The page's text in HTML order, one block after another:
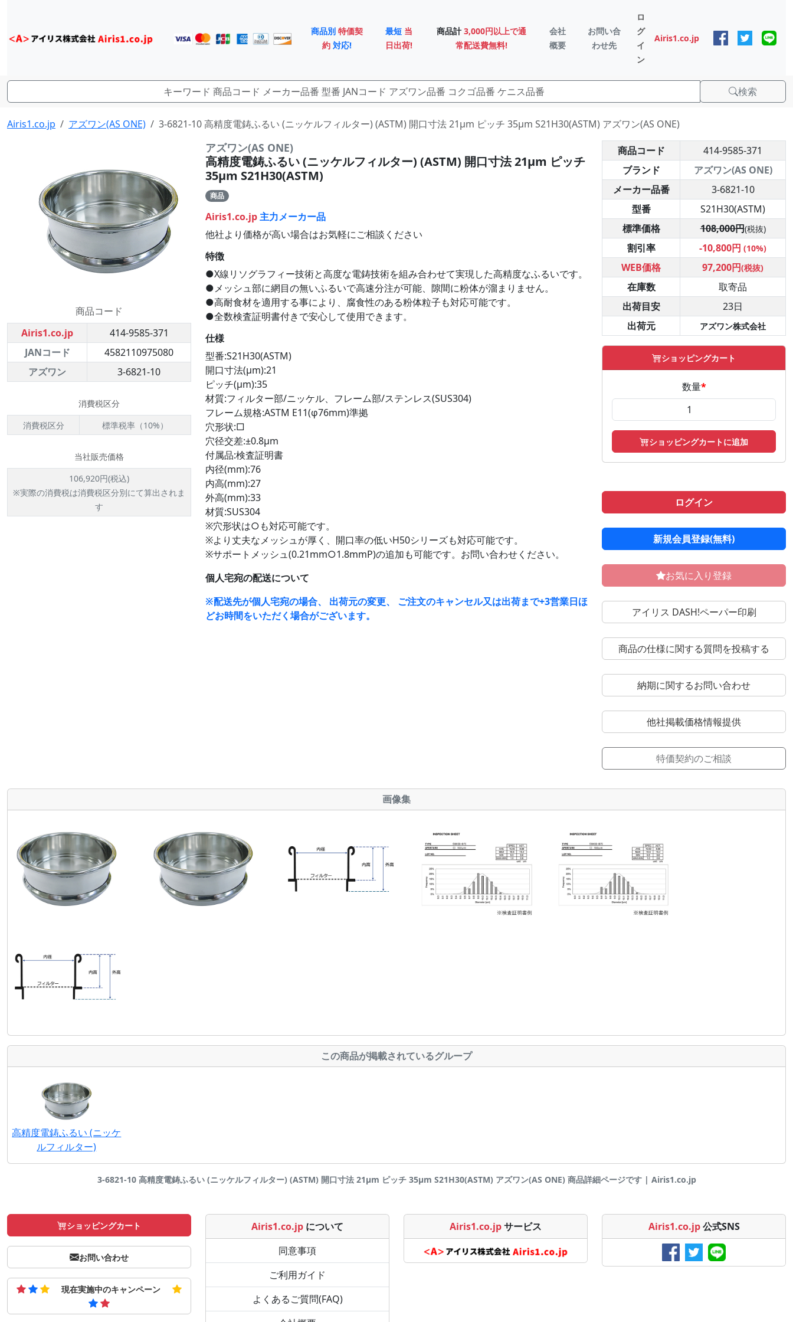
商品別 特価契
約 対応!
最短 当
日出荷!
商品計 3,000円以上で通
常配送費無料!
会社
概要
お問い合
わせ先
ロ
グ
イ
ン
Airis1.co.jp
検索
Airis1.co.jp アズワン(AS ONE) 3-6821-10 高精度電鋳ふるい (ニッケルフィルター) (ASTM) 開口寸法 21μm ピッチ 35μm S21H30(ASTM) アズワン(AS ONE)
商品コード
Airis1.co.jp
414-9585-371
JANコード
4582110975080
アズワン
3-6821-10
消費税区分
消費税区分
標準税率（10%）
当社販売価格
106,920円(税込)
※実際の消費税は消費税区分別にて算出されま
す
アズワン(AS ONE)
高精度電鋳ふるい (ニッケルフィルター) (ASTM) 開口寸法 21μm ピッチ
35μm S21H30(ASTM)
商品
Airis1.co.jp主力メーカー品
他社より価格が高い場合はお気軽にご相談ください
特徴
●X線リソグラフィー技術と高度な電鋳技術を組み合わせて実現した高精度なふるいです。
●メッシュ部に網目の無いふるいで高速分注が可能、隙間に粉体が溜まりません。
●高耐食材を適用する事により、腐食性のある粉体粒子も対応可能です。
●全数検査証明書付きで安心して使用できます。
仕様
型番:S21H30(ASTM)
開口寸法(μm):21
ピッチ(μm):35
材質:フィルター部/ニッケル、フレーム部/ステンレス(SUS304)
フレーム規格:ASTM E11(φ76mm)準拠
穴形状:□
穴径交差:±0.8μm
付属品:検査証明書
内径(mm):76
内高(mm):27
外高(mm):33
材質:SUS304
※穴形状は○も対応可能です。
※より丈夫なメッシュが厚く、開口率の低いH50シリーズも対応可能です。
※サポートメッシュ(0.21mm○1.8mmP)の追加も可能です。お問い合わせください。
個人宅宛の配送について
※配送先が個人宅宛の場合、 出荷元の変更、 ご注文のキャンセル又は出荷まで+3営業日ほ
どお時間をいただく場合がございます。
商品コード
414-9585-371
ブランド
アズワン(AS ONE)
メーカー品番
3-6821-10
型番
S21H30(ASTM)
標準価格
108,000円(税抜)
割引率 -10,800円 (10%)
WEB価格 97,200円(税抜)
在庫数
取寄品
出荷目安
23日
出荷元
アズワン株式会社
ショッピングカート
数量*
ショッピングカートに追加
ログイン
新規会員登録(無料)
お気に入り登録
アイリス DASH!ペーパー印刷
商品の仕様に関する質問を投稿する
納期に関するお問い合わせ
他社掲載価格情報提供
特価契約のご相談
画像集
この商品が掲載されているグループ
高精度電鋳ふるい (ニッケ
ルフィルター)
3-6821-10 高精度電鋳ふるい (ニッケルフィルター) (ASTM) 開口寸法 21μm ピッチ 35μm S21H30(ASTM) アズワン(AS ONE) 商品詳細ページです | Airis1.co.jp
ショッピングカート
お問い合わせ
現在実施中のキャンペーン
Airis1.co.jp について
同意事項
ご利用ガイド
よくあるご質問(FAQ)
Airis1.co.jpサービス Airis1.co.jp 公式SNS